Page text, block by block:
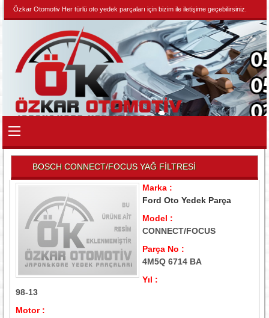
Özkar Otomotiv Her türlü oto yedek parçaları için bizim ile iletişime geçebilirsiniz.
BOSCH CONNECT/FOCUS YAĞ FİLTRESİ
Marka :
Ford Oto Yedek Parça
Model :
CONNECT/FOCUS
Parça No :
4M5Q 6714 BA
Yıl :
98-13
Motor :